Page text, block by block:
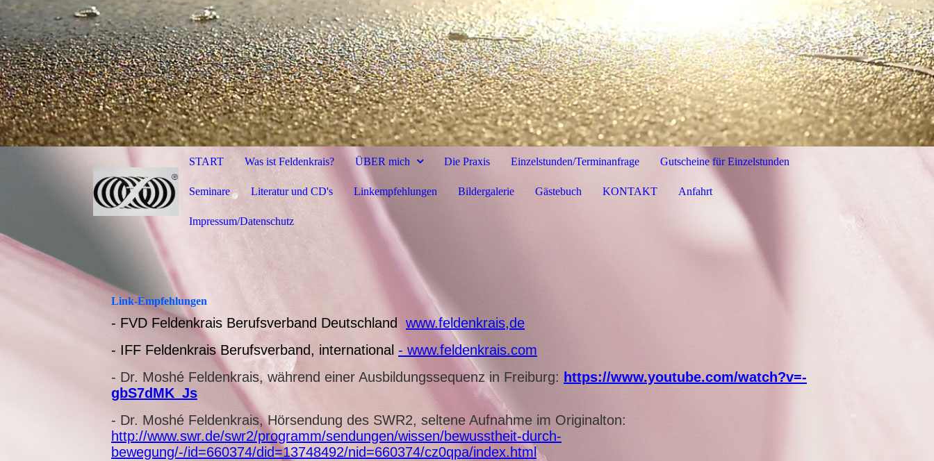
START Was ist Feldenkrais? ÜBER mich Die Praxis Einzelstunden/Terminanfrage Gutscheine für Einzelstunden
Seminare Literatur und CD's Linkempfehlungen Bildergalerie Gästebuch KONTAKT Anfahrt
Impressum/Datenschutz
Link-Empfehlungen
- FVD Feldenkrais Berufsverband Deutschland www.feldenkrais,de
- IFF Feldenkrais Berufsverband, international - www.feldenkrais.com
- Dr. Moshé Feldenkrais, während einer Ausbildungssequenz in Freiburg: https://www.youtube.com/watch?v=-
gbS7dMK_Js
- Dr. Moshé Feldenkrais,Hörsendung des SWR2, seltene Aufnahme im Originalton:
http://www.swr.de/swr2/programm/sendungen/wissen/bewusstheit-durch-
bewegung/-/id=660374/did=13748492/nid=660374/cz0qpa/index.html